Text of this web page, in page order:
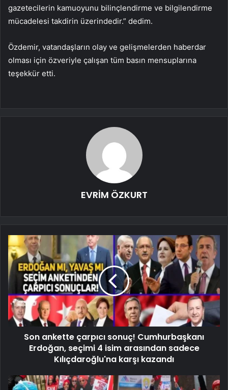
gazetecilerin kamuoyunu bilinçlendirme ve bilgilendirme
mücadelesi takdirin üzerindedir.” dedim.
Özdemir, vatandaşların olay ve gelişmelerden haberdar
olması için özveriyle çalışan tüm basın mensuplarına
teşekkür etti.
EVRİM ÖZKURT
Son ankette çarpıcı sonuç! Cumhurbaşkanı
Erdoğan, seçimi 4 isim arasından sadece
Kılıçdaroğlu'na karşı kazandı